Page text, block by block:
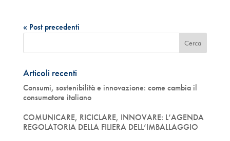
« Post precedenti
Articoli recenti
Consumi, sostenibilità e innovazione: come cambia il
consumatore italiano
COMUNICARE, RICICLARE, INNOVARE: L’AGENDA
REGOLATORIA DELLA FILIERA DELL’IMBALLAGGIO